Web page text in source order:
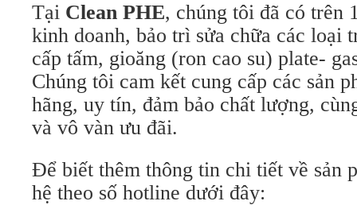
Tại Clean PHE, chúng tôi đã có trên
kinh doanh, bảo trì sửa chữa các loại
cấp tấm, gioăng (ron cao su) plate-
Chúng tôi cam kết cung cấp các sản
hãng, uy tín, đảm bảo chất lượng,
và vô vàn ưu đãi.
Để biết thêm thông tin chi tiết về sản
hệ theo số hotline dưới đây: